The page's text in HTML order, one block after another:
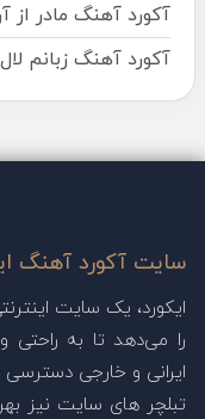
آکورد آهنگ مادر از
آکورد آهنگ زبانم
سایت آکورد آهنگ
ایکورد، یک سایت
را می‌دهد تا به راحتی
ایرانی و خارجی
تبلچر های سایت نیز